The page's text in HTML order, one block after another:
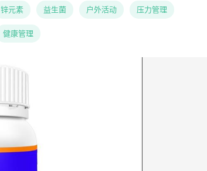
锌元素 益生菌 户外活动 压力管理
健康管理